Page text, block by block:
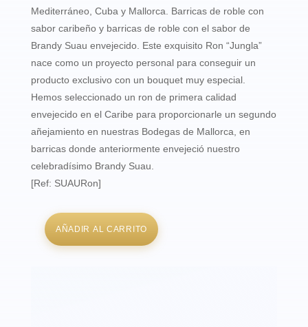
Mediterráneo, Cuba y Mallorca. Barricas de roble con
sabor caribeño y barricas de roble con el sabor de
Brandy Suau envejecido. Este exquisito Ron “Jungla”
nace como un proyecto personal para conseguir un
producto exclusivo con un bouquet muy especial.
Hemos seleccionado un ron de primera calidad
envejecido en el Caribe para proporcionarle un segundo
añejamiento en nuestras Bodegas de Mallorca, en
barricas donde anteriormente envejeció nuestro
celebradísimo Brandy Suau.
[Ref: SUAURon]
Suau
AÑADIR AL CARRITO